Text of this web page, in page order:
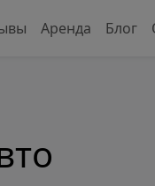
Аренда Блог